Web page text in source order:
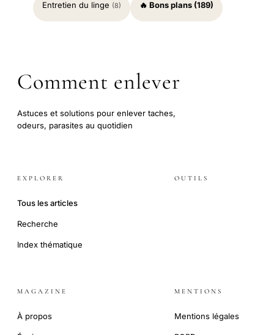
Entretien du linge (8) 🔥 Bons plans (189)
Comment enlever
Astuces et solutions pour enlever taches,
odeurs, parasites au quotidien
EXPLORER
Tous les articles
Recherche
Index thématique
OUTILS
MAGAZINE
À propos
MENTIONS
Mentions légales